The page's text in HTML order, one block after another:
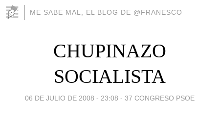
ME SABE MAL, EL BLOG DE @FRANESCO
CHUPINAZO
SOCIALISTA
06 DE JULIO DE 2008 - 23:08 - 37 CONGRESO PSOE